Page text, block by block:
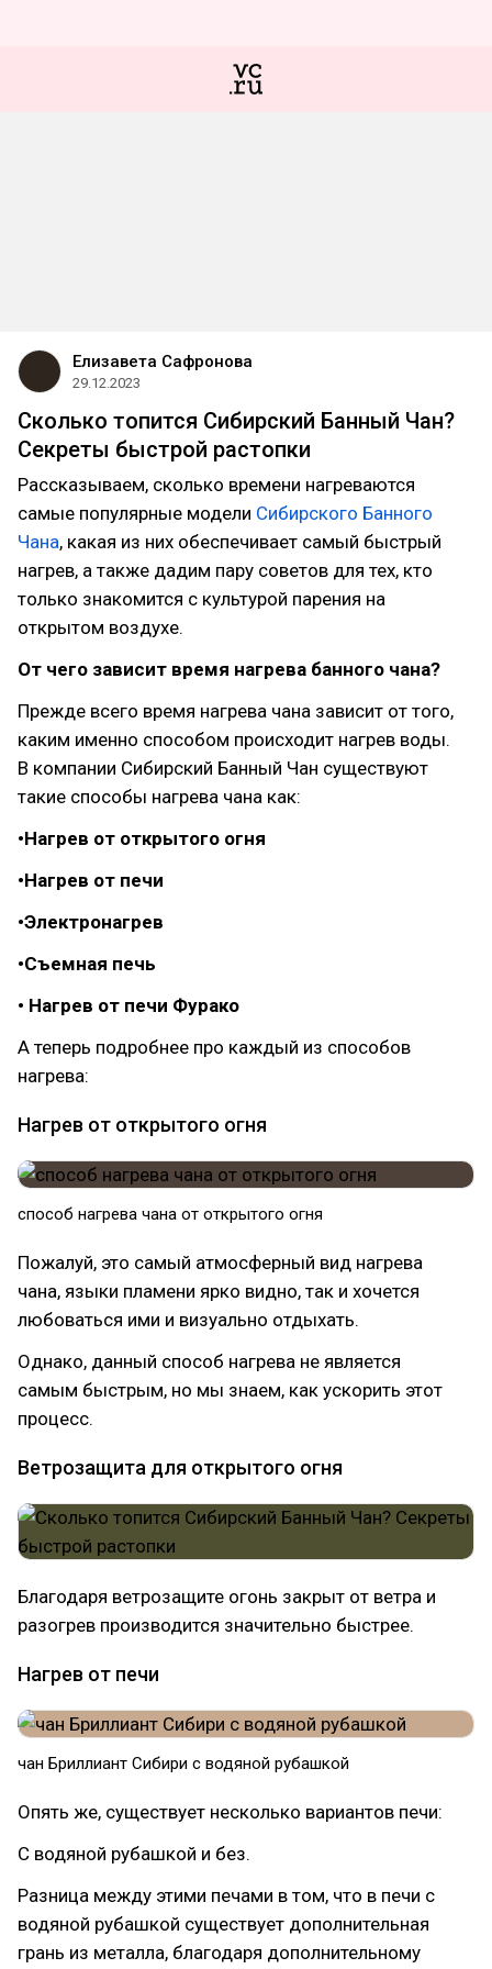
Елизавета Сафронова
29.12.2023
Сколько топится Сибирский Банный Чан?
Секреты быстрой растопки
Рассказываем, сколько времени нагреваются
самые популярные модели Сибирского Банного
Чана, какая из них обеспечивает самый быстрый
нагрев, а также дадим пару советов для тех, кто
только знакомится с культурой парения на
открытом воздухе.
От чего зависит время нагрева банного чана?
Прежде всего время нагрева чана зависит от того,
каким именно способом происходит нагрев воды.
В компании Сибирский Банный Чан существуют
такие способы нагрева чана как:
•Нагрев от открытого огня
•Нагрев от печи
•Электронагрев
•Съемная печь
• Нагрев от печи Фурако
А теперь подробнее про каждый из способов
нагрева:
Нагрев от открытого огня
способ нагрева чана от открытого огня
Пожалуй, это самый атмосферный вид нагрева
чана, языки пламени ярко видно, так и хочется
любоваться ими и визуально отдыхать.
Однако, данный способ нагрева не является
самым быстрым, но мы знаем, как ускорить этот
процесс.
Ветрозащита для открытого огня
Благодаря ветрозащите огонь закрыт от ветра и
разогрев производится значительно быстрее.
Нагрев от печи
чан Бриллиант Сибири с водяной рубашкой
Опять же, существует несколько вариантов печи:
С водяной рубашкой и без.
Разница между этими печами в том, что в печи с
водяной рубашкой существует дополнительная
грань из металла, благодаря дополнительному